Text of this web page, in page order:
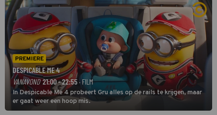
PREMIERE
DESPICABLE ME 4
VANAVOND 21:00 - 22:55 · FILM
In Despicable Me 4 probeert Gru alles op de rails te krijgen, maar
er gaat weer een hoop mis.